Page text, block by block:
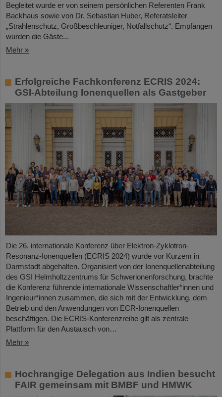
Begleitet wurde er von seinem persönlichen Referenten Frank
Backhaus sowie von Dr. Sebastian Huber, Referatsleiter
„Strahlenschutz, Großbeschleuniger, Notfallschutz“. Empfangen
wurden die Gäste...
Mehr »
Erfolgreiche Fachkonferenz ECRIS 2024:
GSI-Abteilung Ionenquellen als Gastgeber
Die 26. internationale Konferenz über Elektron-Zyklotron-
Resonanz-Ionenquellen (ECRIS 2024) wurde vor Kurzem in
Darmstadt abgehalten. Organisiert von der Ionenquellenabteilung
des GSI Helmholtzzentrums für Schwerionenforschung, brachte
die Konferenz führende internationale Wissenschaftler*innen und
Ingenieur*innen zusammen, die sich mit der Entwicklung, dem
Betrieb und den Anwendungen von ECR-Ionenquellen
beschäftigen. Die ECRIS-Konferenzreihe gilt als zentrale
Plattform für den Austausch von…
Mehr »
Hochrangige Delegation aus Indien besucht
FAIR gemeinsam mit BMBF und HMWK